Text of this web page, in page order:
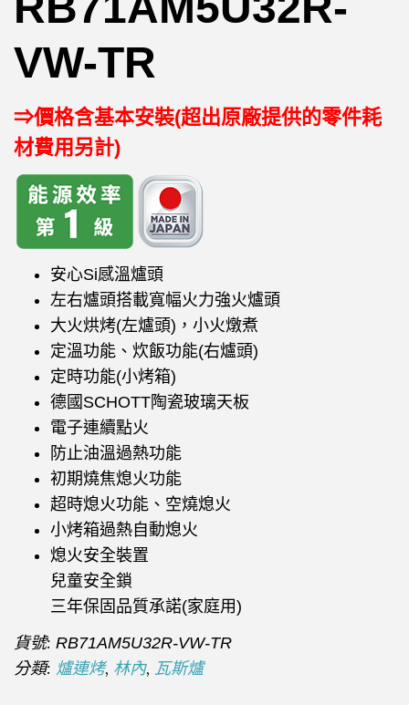
VW-TR
⇒價格含基本安裝(超出原廠提供的零件耗
材費用另計)
安心Si感溫爐頭
左右爐頭搭載寬幅火力強火爐頭
大火烘烤(左爐頭)，小火燉煮
定溫功能、炊飯功能(右爐頭)
定時功能(小烤箱)
德國SCHOTT陶瓷玻璃天板
電子連續點火
防止油溫過熱功能
初期燒焦熄火功能
超時熄火功能、空燒熄火
小烤箱過熱自動熄火
熄火安全裝置
兒童安全鎖
三年保固品質承諾(家庭用)
貨號: RB71AM5U32R-VW-TR
分類: 爐連烤, 林內, 瓦斯爐